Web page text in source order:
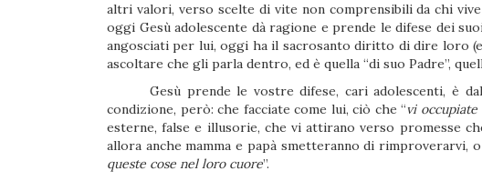
altri valori, verso scelte di vite non comprensibili da chi
oggi Gesù adolescente dà ragione e prende le difese dei
angosciati per lui, oggi ha il sacrosanto diritto di dire loro
ascoltare che gli parla dentro, ed è quella “di suo Padre”,
Gesù prende le vostre difese, cari adolescenti, è
condizione, però: che facciate come lui, ciò che “vi occupiate
esterne, false e illusorie, che vi attirano verso promesse
allora anche mamma e papà smetteranno di rimproverarvi,
queste cose nel loro cuore”.